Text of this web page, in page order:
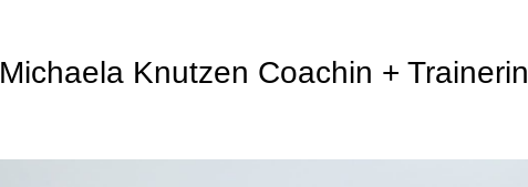
Michaela Knutzen Coachin + Trainerin